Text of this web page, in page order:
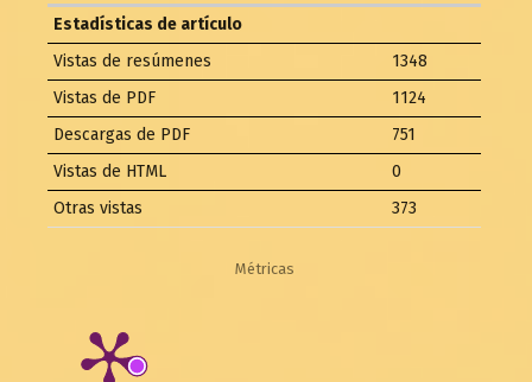
Estadísticas de artículo
Vistas de resúmenes
1348
Vistas de PDF
1124
Descargas de PDF
751
Vistas de HTML
0
Otras vistas
373
Métricas